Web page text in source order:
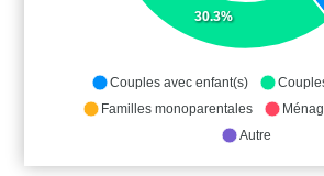
30.3%
Couples avec enfant(s)
Familles monoparentales
Autre